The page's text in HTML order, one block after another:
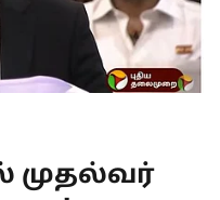
முதல்வர்